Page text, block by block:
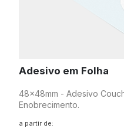
Adesivo em Folha
48x48mm - Adesivo
Enobrecimento.
a partir de: